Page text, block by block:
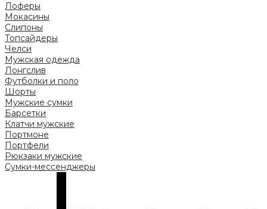
Лоферы
Мокасины
Слипоны
Топсайдеры
Челси
Мужская одежда
Лонгслив
Футболки и поло
Шорты
Мужские сумки
Барсетки
Клатчи мужские
Портмоне
Портфели
Рюкзаки мужские
Сумки-мессенджеры